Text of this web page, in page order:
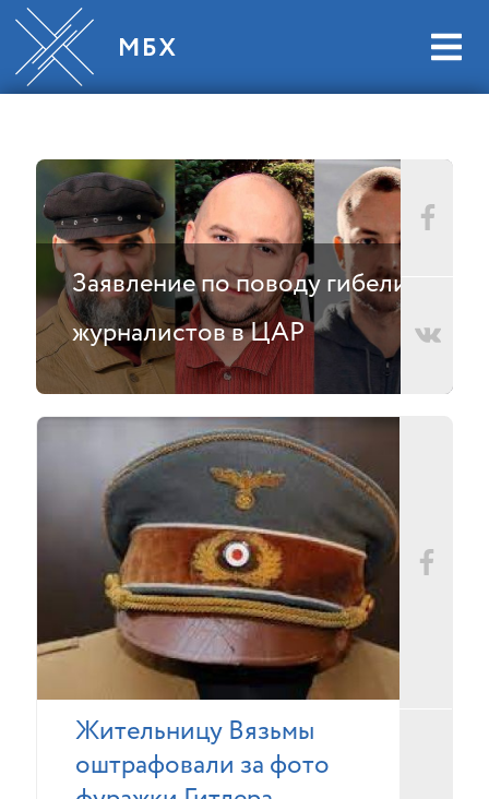
Заявление по поводу гибели
журналистов в ЦАР
Жительницу Вязьмы
оштрафовали за фото